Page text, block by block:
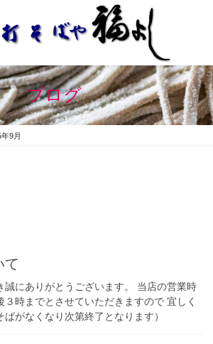
ブログ
9月
て
誠にありがとうございます。 当店の営業時
３時までとさせていただきますので 宜しく
がなくなり次第終了となります）